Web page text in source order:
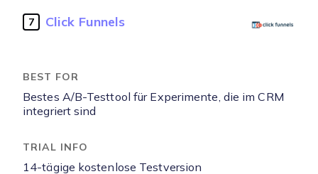
7 Click Funnels
Bestes A/B-Testtool für Experimente, die im CRM
integriert sind
14-tägige kostenlose Testversion